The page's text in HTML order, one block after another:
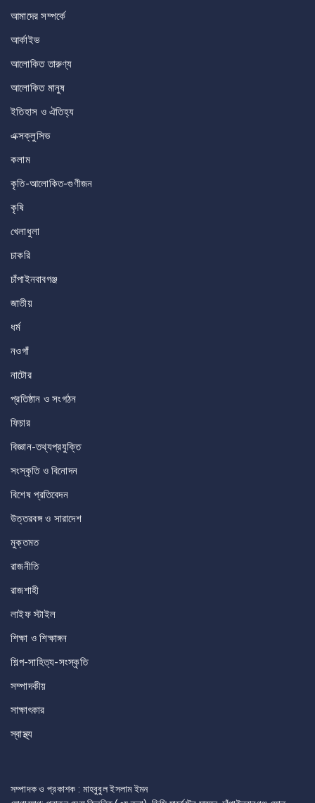
আমাদের সম্পর্কে
আর্কাইভ
আলোকিত তারুণ্য
আলোকিত মানুষ
ইতিহাস ও ঐতিহ্য
এক্সক্লুসিভ
কলাম
কৃতি-আলোকিত-গুণীজন
কৃষি
খেলাধুলা
চাকরি
চাঁপাইনবাবগঞ্জ
জাতীয়
ধর্ম
নওগাঁ
নাটোর
প্রতিষ্ঠান ও সংগঠন
ফিচার
বিজ্ঞান-তথ্যপ্রযুক্তি
সংস্কৃতি ও বিনোদন
বিশেষ প্রতিবেদন
উত্তরবঙ্গ ও সারাদেশ
মুক্তমত
রাজনীতি
রাজশাহী
লাইফ স্টাইল
শিক্ষা ও শিক্ষাঙ্গন
শিল্প-সাহিত্য-সংস্কৃতি
সম্পাদকীয়
সাক্ষাৎকার
স্বাস্থ্য
সম্পাদক ও প্রকাশক : মাহবুবুল ইসলাম ইমন